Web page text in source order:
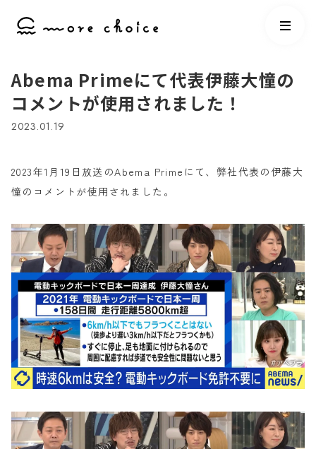
Abema Primeにて代表伊藤大憧の
コメントが使用されました！
2023.01.19
2023年1月19日放送のAbema Primeにて、弊社代表の伊藤大
憧のコメントが使用されました。